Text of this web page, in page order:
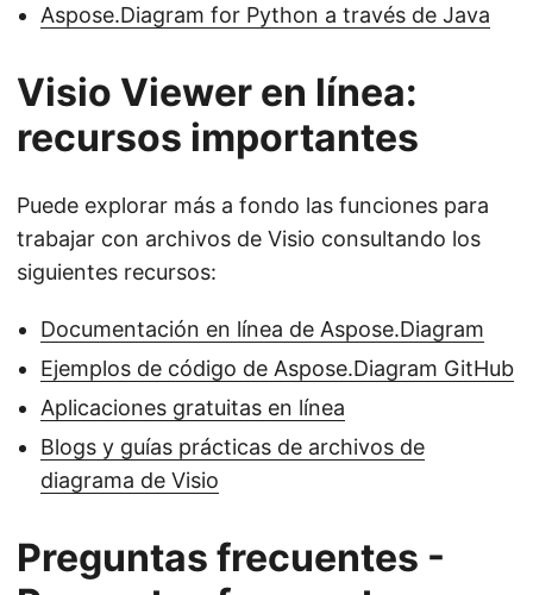
Aspose.Diagram for Python a través de Java
Visio Viewer en línea:
recursos importantes
Puede explorar más a fondo las funciones para
trabajar con archivos de Visio consultando los
siguientes recursos:
Documentación en línea de Aspose.Diagram
Ejemplos de código de Aspose.Diagram GitHub
Aplicaciones gratuitas en línea
Blogs y guías prácticas de archivos de
diagrama de Visio
Preguntas frecuentes -